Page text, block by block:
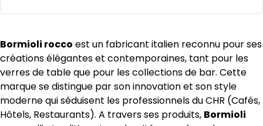
Bormioli rocco est un fabricant italien reconnu pour ses
créations élégantes et contemporaines, tant pour les
verres de table que pour les collections de bar. Cette
marque se distingue par son innovation et son style
moderne qui séduisent les professionnels du CHR (Cafés,
Hôtels, Restaurants). A travers ses produits, Bormioli